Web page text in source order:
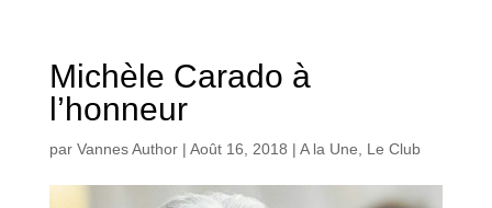
Michèle Carado à
l’honneur
par Vannes Author| Août 16, 2018 | A la Une, Le Club